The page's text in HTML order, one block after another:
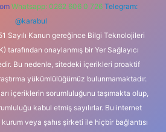
Whatsapp: 0262 606 0 726 Telegram:
@karabul
Sayılı Kanun gereğince Bilgi Teknolojileri
tarafından onaylanmış bir Yer Sağlayıcı
Bu nedenle, sitedeki içerikleri proaktif
yükümlülüğümüz bulunmamaktadır.
içeriklerin sorumluluğunu taşımakta olup,
kabul etmiş sayılırlar. Bu internet
veya şahıs şirketi ile hiçbir bağlantısı